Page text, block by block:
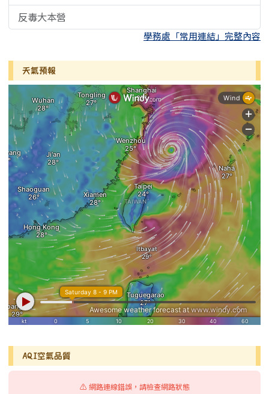
反毒大本營
學務處「常用連結」完整內容
天氣預報
AQI空氣品質
⚠️ 網路連線錯誤，請檢查網路狀態